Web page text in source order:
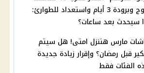
وثلوج وبرودة 3 أيام واستعداد للطوارئ:
سيحدث بعد ساعات؟
مارس هتنزل امتى! هل سيتم
قبل رمضان؟ وإقرار زيادة جديدة
الفئات فقط